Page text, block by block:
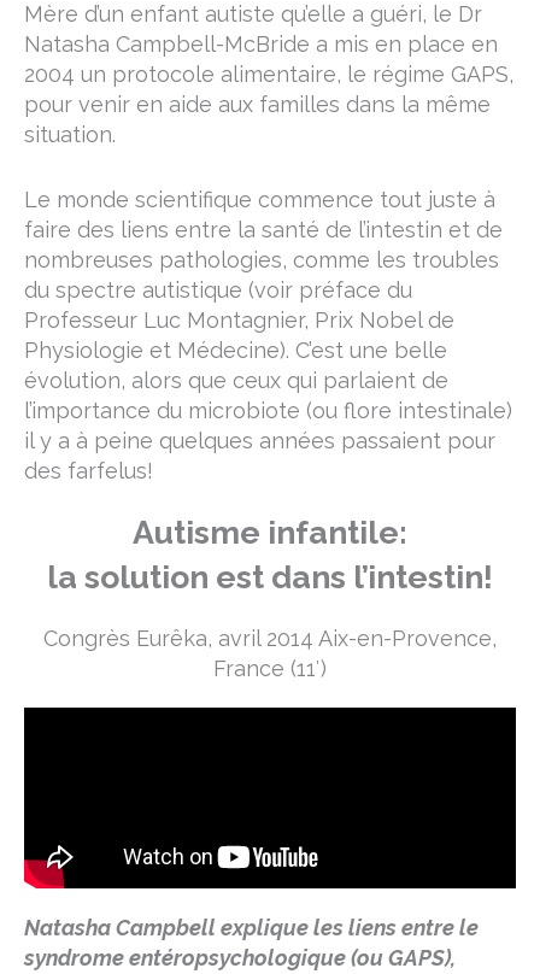
Mère d’un enfant autiste qu’elle a guéri, le Dr
Natasha Campbell-McBride a mis en place en
2004 un protocole alimentaire, le régime GAPS,
pour venir en aide aux familles dans la même
situation.
Le monde scientifique commence tout juste à
faire des liens entre la santé de l’intestin et de
nombreuses pathologies, comme les troubles
du spectre autistique (voir préface du
Professeur Luc Montagnier, Prix Nobel de
Physiologie et Médecine). C’est une belle
évolution, alors que ceux qui parlaient de
l’importance du microbiote (ou flore intestinale)
il y a à peine quelques années passaient pour
des farfelus!
Autisme infantile:
la solution est dans l’intestin!
Congrès Eurêka, avril 2014 Aix-en-Provence,
France (11′)
Natasha Campbell explique les liens entre le
syndrome entéropsychologique (ou GAPS),